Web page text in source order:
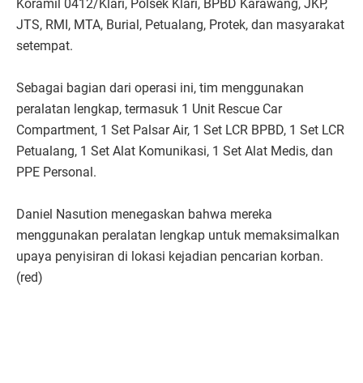
Koramil 0412/Klari, Polsek Klari, BPBD Karawang, JKP,
JTS, RMI, MTA, Burial, Petualang, Protek, dan masyarakat
setempat.
Sebagai bagian dari operasi ini, tim menggunakan
peralatan lengkap, termasuk 1 Unit Rescue Car
Compartment, 1 Set Palsar Air, 1 Set LCR BPBD, 1 Set LCR
Petualang, 1 Set Alat Komunikasi, 1 Set Alat Medis, dan
PPE Personal.
Daniel Nasution menegaskan bahwa mereka
menggunakan peralatan lengkap untuk memaksimalkan
upaya penyisiran di lokasi kejadian pencarian korban.
(red)